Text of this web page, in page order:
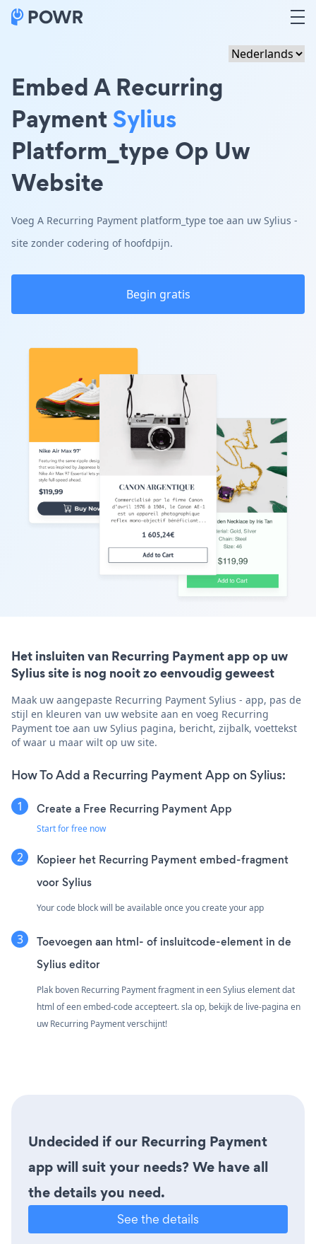
Embed A Recurring
PaymentSylius
Platform_type Op Uw
Website
Voeg A Recurring Payment platform_type toe aan uw Sylius -
site zonder codering of hoofdpijn.
Begin gratis
Het insluiten van Recurring Payment app op uw
Sylius site is nog nooit zo eenvoudig geweest
Maak uw aangepaste Recurring Payment Sylius - app, pas de
stijl en kleuren van uw website aan en voeg Recurring
Payment toe aan uw Sylius pagina, bericht, zijbalk, voettekst
of waar u maar wilt op uw site.
How To Add a Recurring Payment App on Sylius:
Create a Free Recurring Payment App
Start for free now
Kopieer het Recurring Payment embed-fragment
voor Sylius
Your code block will be available once you create your app
Toevoegen aan html- of insluitcode-element in de
Sylius editor
Plak boven Recurring Payment fragment in een Sylius element dat
html of een embed-code accepteert. sla op, bekijk de live-pagina en
uw Recurring Payment verschijnt!
Undecided if our Recurring Payment
app will suit your needs? We have all
the details you need.
See the details